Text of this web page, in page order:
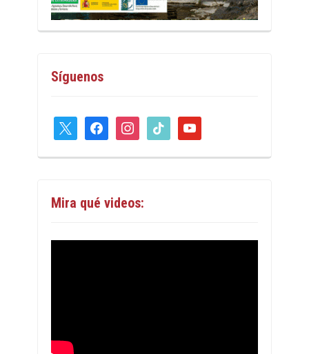
Síguenos
facebookinstagram
tiktok youtube
Mira qué videos: